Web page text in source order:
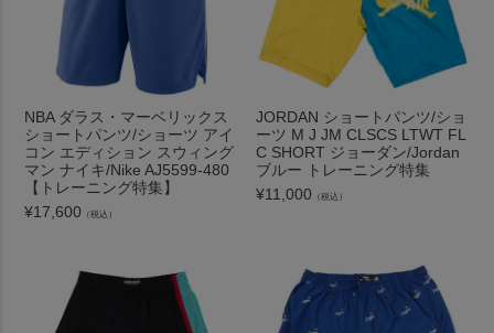
NBA ダラス・マーベリックス
ショートパンツ/ショーツ アイ
コン エディション スウィング
マン ナイキ/Nike AJ5599-480
【トレーニング特集】
¥17,600 （税込）
JORDAN ショートパンツ/ショ
ーツ M J JM CLSCS LTWT FL
C SHORT ジョーダン/Jordan
ブルー トレーニング特集
¥11,000 （税込）